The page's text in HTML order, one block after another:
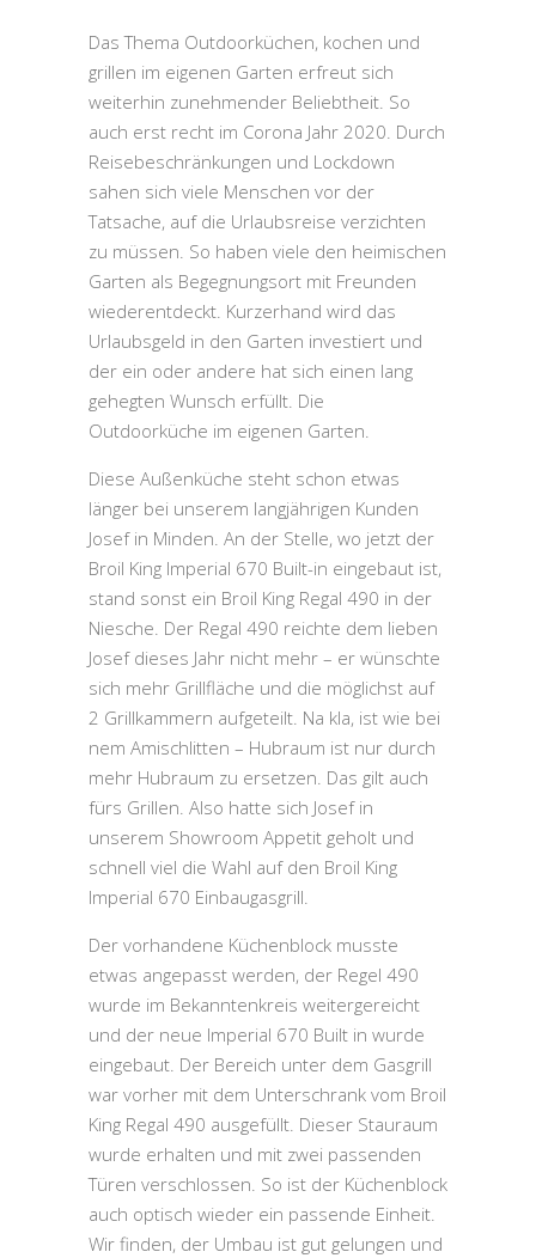
Das Thema Outdoorküchen, kochen und
grillen im eigenen Garten erfreut sich
weiterhin zunehmender Beliebtheit. So
auch erst recht im Corona Jahr 2020. Durch
Reisebeschränkungen und Lockdown
sahen sich viele Menschen vor der
Tatsache, auf die Urlaubsreise verzichten
zu müssen. So haben viele den heimischen
Garten als Begegnungsort mit Freunden
wiederentdeckt. Kurzerhand wird das
Urlaubsgeld in den Garten investiert und
der ein oder andere hat sich einen lang
gehegten Wunsch erfüllt. Die
Outdoorküche im eigenen Garten.
Diese Außenküche steht schon etwas
länger bei unserem langjährigen Kunden
Josef in Minden. An der Stelle, wo jetzt der
Broil King Imperial 670 Built-in eingebaut ist,
stand sonst ein Broil King Regal 490 in der
Niesche. Der Regal 490 reichte dem lieben
Josef dieses Jahr nicht mehr – er wünschte
sich mehr Grillfläche und die möglichst auf
2 Grillkammern aufgeteilt. Na kla, ist wie bei
nem Amischlitten – Hubraum ist nur durch
mehr Hubraum zu ersetzen. Das gilt auch
fürs Grillen. Also hatte sich Josef in
unserem Showroom Appetit geholt und
schnell viel die Wahl auf den Broil King
Imperial 670 Einbaugasgrill.
Der vorhandene Küchenblock musste
etwas angepasst werden, der Regel 490
wurde im Bekanntenkreis weitergereicht
und der neue Imperial 670 Built in wurde
eingebaut. Der Bereich unter dem Gasgrill
war vorher mit dem Unterschrank vom Broil
King Regal 490 ausgefüllt. Dieser Stauraum
wurde erhalten und mit zwei passenden
Türen verschlossen. So ist der Küchenblock
auch optisch wieder ein passende Einheit.
Wir finden, der Umbau ist gut gelungen und